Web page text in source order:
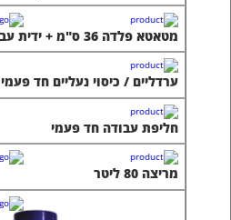
מטאטא פלדה 36 ס"מ + ידית עבה 1.2 מ'
ערדליים / כיסוי נעליים חד פעמי
חליפת עבודה חד פעמי
מריצה 80 ליטר